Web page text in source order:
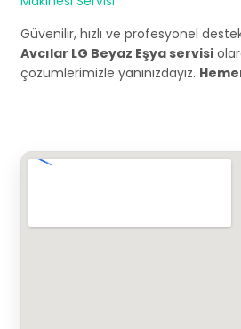
Güvenilir, hızlı ve profesyonel
Avcılar LG Beyaz Eşya servisi
çözümlerimizle yanınızdayız.